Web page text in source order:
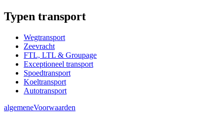
Typen transport
Wegtransport
Zeevracht
FTL, LTL & Groupage
Exceptioneel transport
Spoedtransport
Koeltransport
Autotransport
algemeneVoorwaarden